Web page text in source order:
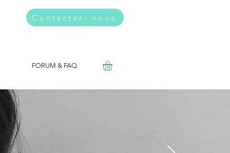
Contactez- nous
FORUM & FAQ